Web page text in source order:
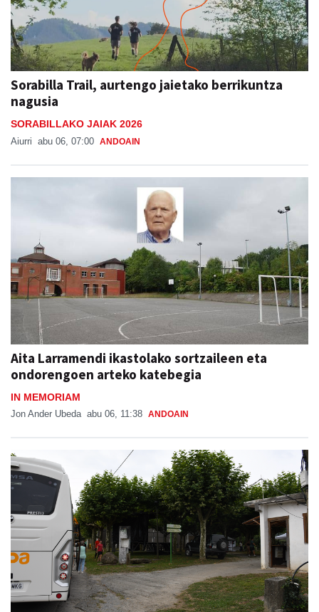
Sorabilla Trail, aurtengo jaietako berrikuntza
nagusia
SORABILLAKO JAIAK 2026
Aiurri abu 06, 07:00 ANDOAIN
Aita Larramendi ikastolako sortzaileen eta
ondorengoen arteko katebegia
IN MEMORIAM
Jon Ander Ubeda abu 06, 11:38 ANDOAIN